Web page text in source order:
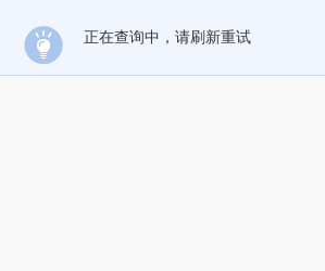
正在查询中，请刷新重试